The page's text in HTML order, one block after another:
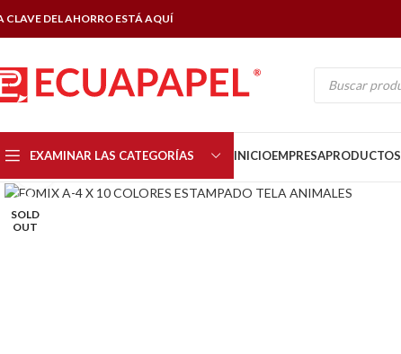
CLAVE DEL AHORRO ESTÁ AQUÍ
EXAMINAR LAS CATEGORÍAS INICIOEMPRESAPRODUCTOS
SOLD
OUT